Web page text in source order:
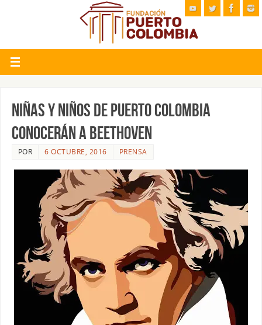
NIÑAS Y NIÑOS DE PUERTO COLOMBIA
CONOCERÁN A BEETHOVEN
POR 6 OCTUBRE, 2016 PRENSA